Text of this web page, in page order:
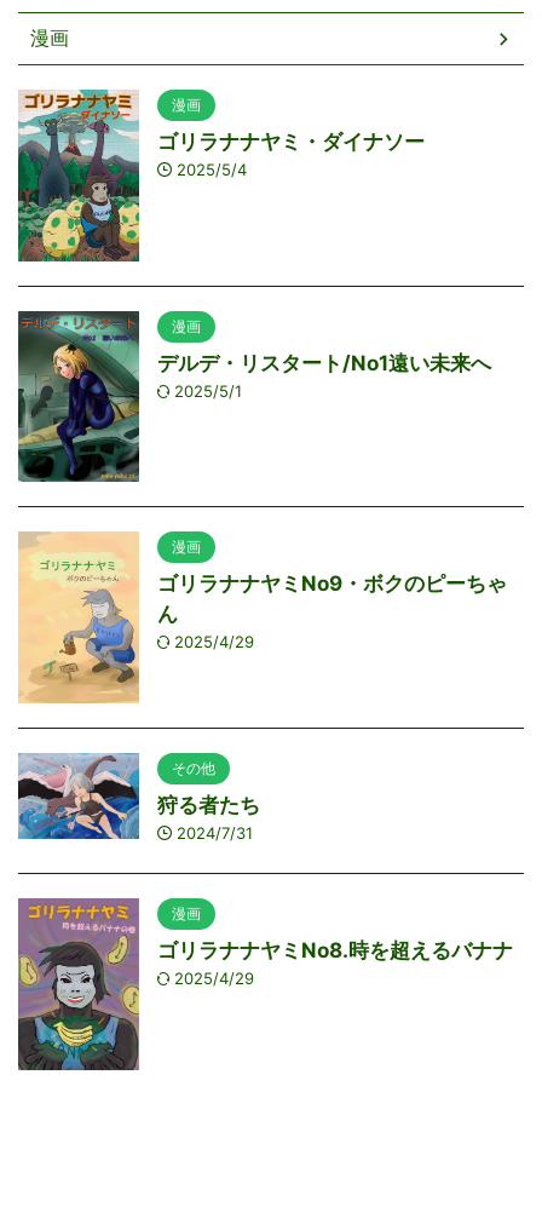
漫画
漫画
ゴリラナナヤミ・ダイナソー
2025/5/4
漫画
デルデ・リスタート/No1遠い未来へ
2025/5/1
漫画
ゴリラナナヤミNo9・ボクのピーちゃ
ん
2025/4/29
その他
狩る者たち
2024/7/31
漫画
ゴリラナナヤミNo8.時を超えるバナナ
2025/4/29